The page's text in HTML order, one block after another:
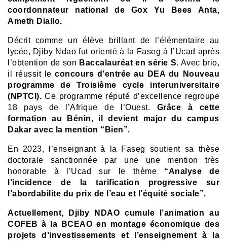
coordonnateur national de Gox Yu Bees Anta,
Ameth Diallo.
Décrit comme un élève brillant de l’élémentaire au
lycée, Djiby Ndao fut orienté à la Faseg à l’Ucad après
l’obtention de son Baccalauréat en série S. Avec brio,
il réussit leconcours d’entrée au DEA du Nouveau
programme de Troisième cycle interuniversitaire
(NPTCI). Ce programme réputé d’excellence regroupe
18 pays de l’Afrique de l’Ouest. Grâce à cette
formation au Bénin, il devient major du campus
Dakar avec la mention “Bien”.
En 2023, l’enseignant à la Faseg soutient sa thèse
doctorale sanctionnée par une une mention très
honorable à l’Ucad sur le thème “Analyse de
l’incidence de la tarification progressive sur
l’abordabilite du prix de l’eau et l’équité sociale”.
Actuellement, Djiby NDAO cumule l’animation au
COFEB à la BCEAO en montage économique des
projets d’investissements et l’enseignement à la